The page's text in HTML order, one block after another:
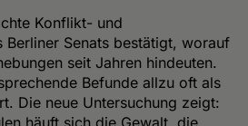
Konflikt- und
Berliner Senats bestätigt, worauf
seit Jahren hindeuten.
Befunde allzu oft als
Die neue Untersuchung zeigt: